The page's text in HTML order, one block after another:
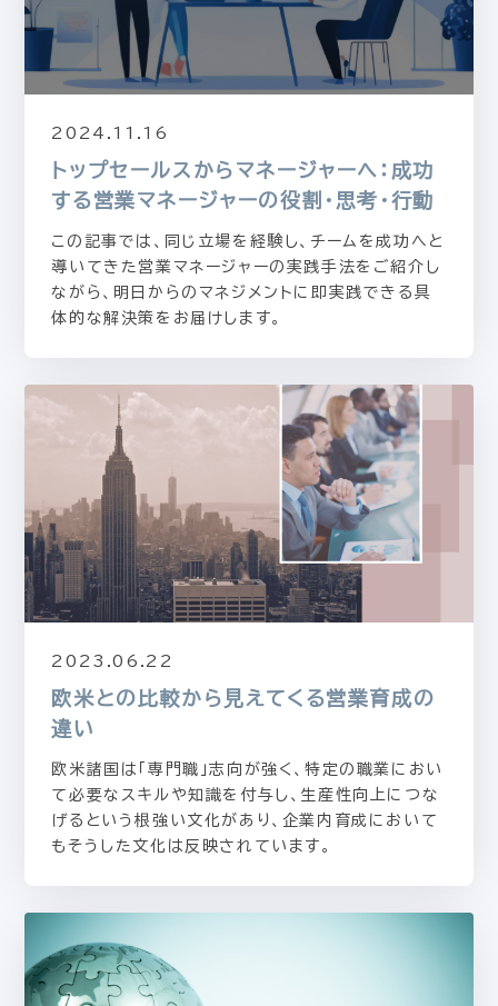
2024.11.16
トップセールスからマネージャーへ：成功
する営業マネージャーの役割・思考・行動
この記事では、同じ立場を経験し、チームを成功へと
導いてきた営業マネージャーの実践手法をご紹介し
ながら、明日からのマネジメントに即実践できる具
体的な解決策をお届けします。
2023.06.22
欧米との比較から見えてくる営業育成の
違い
欧米諸国は「専門職」志向が強く、特定の職業におい
て必要なスキルや知識を付与し、生産性向上につな
げるという根強い文化があり、企業内育成において
もそうした文化は反映されています。